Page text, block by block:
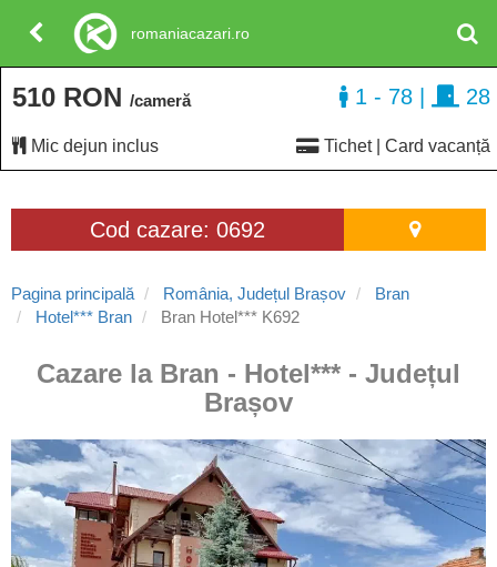
Cod cazare: 0692
Pagina principală România, Județul Brașov
Bran
Hotel*** Bran
Bran Hotel*** K692
Cazare la Bran - Hotel*** - Județul
Brașov
510 RON /cameră
Mic dejun inclus Tichet | Card vacanță
1 - 78 28
romaniacazari.ro